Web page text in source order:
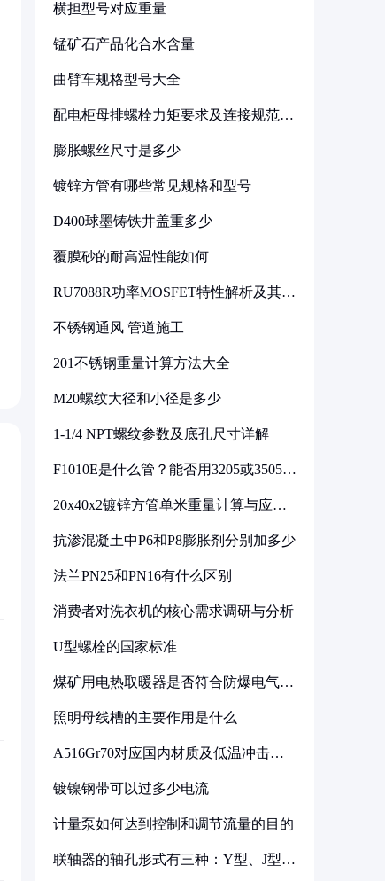
横担型号对应重量
锰矿石产品化合水含量
曲臂车规格型号大全
配电柜母排螺栓力矩要求及连接规范详
膨胀螺丝尺寸是多少
镀锌方管有哪些常见规格和型号
D400球墨铸铁井盖重多少
覆膜砂的耐高温性能如何
RU7088R功率MOSFET特性解析及其在
不锈钢通风 管道施工
201不锈钢重量计算方法大全
M20螺纹大径和小径是多少
1-1/4 NPT螺纹参数及底孔尺寸详解
F1010E是什么管？能否用3205或3505代
20x40x2镀锌方管单米重量计算与应用
抗渗混凝土中P6和P8膨胀剂分别加多少
法兰PN25和PN16有什么区别
消费者对洗衣机的核心需求调研与分析
U型螺栓的国家标准
煤矿用电热取暖器是否符合防爆电气设
照明母线槽的主要作用是什么
A516Gr70对应国内材质及低温冲击要
镀镍钢带可以过多少电流
计量泵如何达到控制和调节流量的目的
联轴器的轴孔形式有三种：Y型、J型、